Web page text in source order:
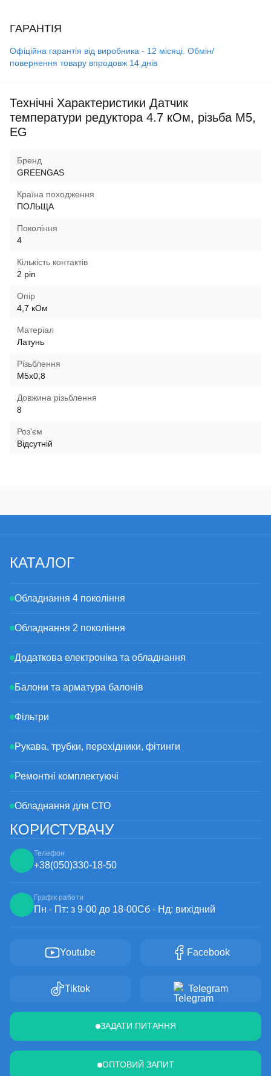
ГАРАНТІЯ
Офіційна гарантія від виробника - 12 місяці. Обмін/
повернення товару впродовж 14 днів
Технічні Характеристики Датчик
температури редуктора 4.7 кОм, різьба М5,
EG
Бренд
GREENGAS
Країна походження
ПОЛЬЩА
Покоління
4
Кількість контактів
2 pin
Опір
4,7 кОм
Матеріал
Латунь
Різьблення
M5x0,8
Довжина різьблення
8
Роз'єм
Відсутній
КАТАЛОГ
Обладнання 4 покоління
Обладнання 2 покоління
Додаткова електроніка та обладнання
Балони та арматура балонів
Фільтри
Рукава, трубки, перехідники, фітинги
Ремонтні комплектуючі
Обладнання для СТО
КОРИСТУВАЧУ
Телефон
+38(050)330-18-50
Графік работи
Пн - Пт: з 9-00 до 18-00Сб - Нд: вихідний
Youtube Facebook
Tiktok Telegram
ЗАДАТИ ПИТАННЯ
ОПТОВИЙ ЗАПИТ